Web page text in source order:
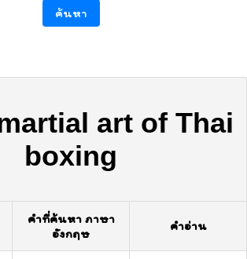
ค้นหา
art of Thai
boxing
คำที่ค้นหา ภาษา
อังกฤษ
คำอ่าน